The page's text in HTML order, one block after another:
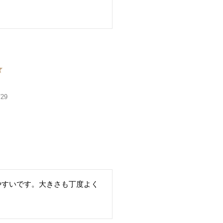
いです。大きさも丁度よく